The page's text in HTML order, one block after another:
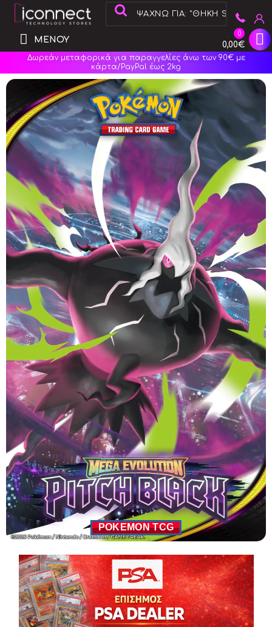
0
0,00€
ΜΕΝΟΥ
Δωρεάν μεταφορικά για παραγγελίες άνω των 90€ με
κάρτα/PayPal έως 2kg
POKEMON TCG